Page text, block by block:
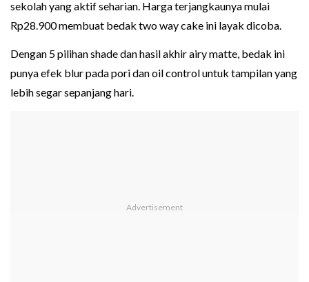
sekolah yang aktif seharian. Harga terjangkaunya mulai
Rp28.900 membuat bedak two way cake ini layak dicoba.
Dengan 5 pilihan shade dan hasil akhir airy matte, bedak ini
punya efek blur pada pori dan oil control untuk tampilan yang
lebih segar sepanjang hari.